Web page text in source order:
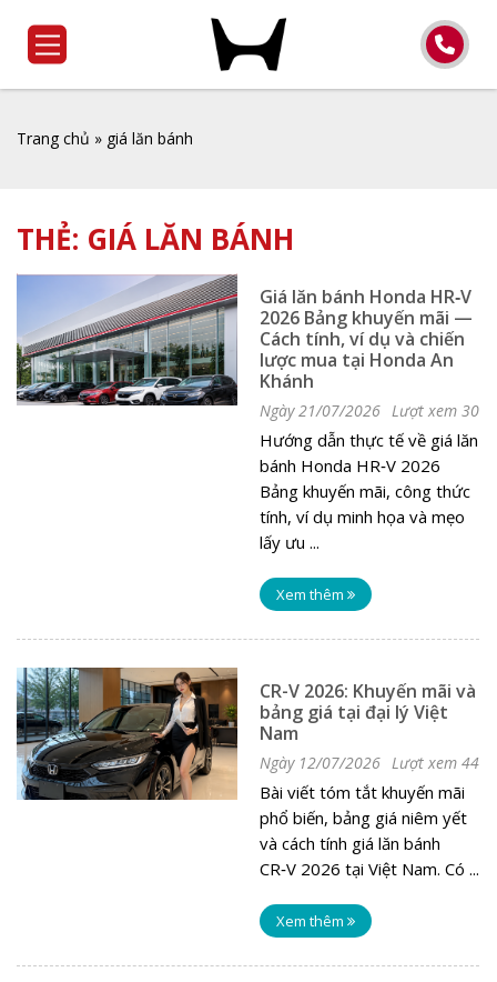
Trang chủ » giá lăn bánh
THẺ: GIÁ LĂN BÁNH
Giá lăn bánh Honda HR‑V
2026 Bảng khuyến mãi —
Cách tính, ví dụ và chiến
lược mua tại Honda An
Khánh
Ngày 21/07/2026 Lượt xem 30
Hướng dẫn thực tế về giá lăn
bánh Honda HR‑V 2026
Bảng khuyến mãi, công thức
tính, ví dụ minh họa và mẹo
lấy ưu ...
Xem thêm
CR-V 2026: Khuyến mãi và
bảng giá tại đại lý Việt
Nam
Ngày 12/07/2026 Lượt xem 44
Bài viết tóm tắt khuyến mãi
phổ biến, bảng giá niêm yết
và cách tính giá lăn bánh
CR‑V 2026 tại Việt Nam. Có ...
Xem thêm